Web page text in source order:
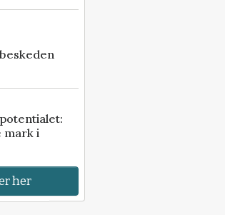
mark i
her